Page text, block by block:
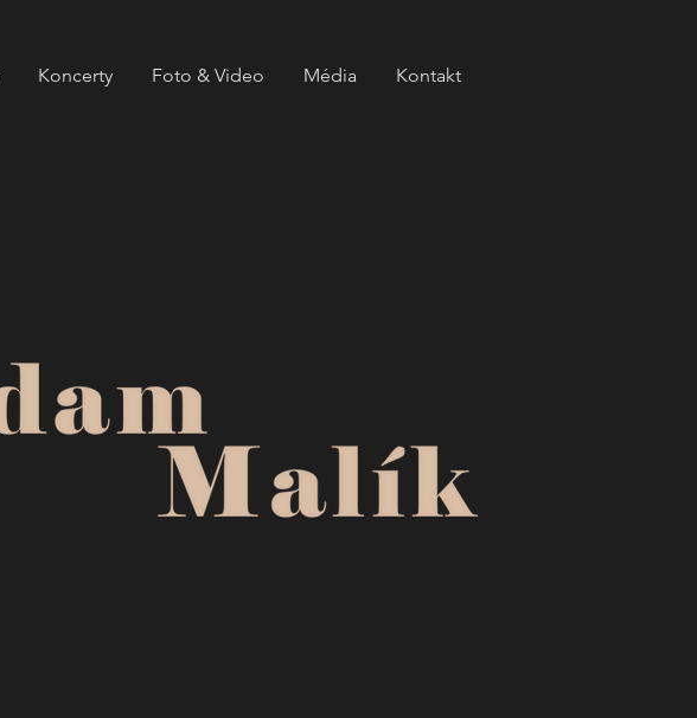
Koncerty Foto & Video Média Kontakt